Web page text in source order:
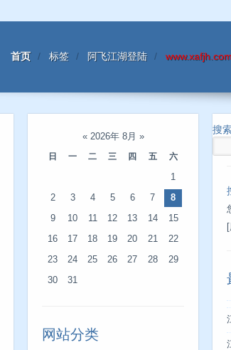
首页 标签 阿飞江湖登陆
« 2026年 8月 »
日
一 二 三 四 五 六
1
2 3 4 5 6 7 8
9 10 11 12 13 14 15
16 17 18 19 20 21 22
23 24 25 26 27 28 29
30 31
网站分类
搜